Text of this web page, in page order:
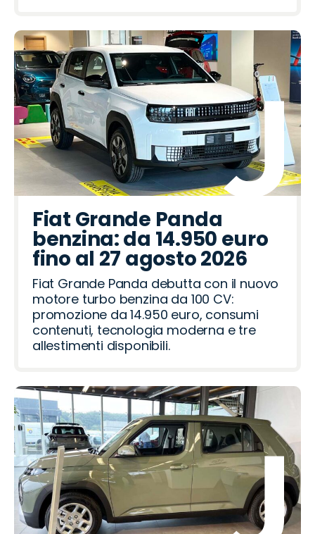
Fiat Grande Panda
benzina: da 14.950 euro
fino al 27 agosto 2026
Fiat Grande Panda debutta con il nuovo
motore turbo benzina da 100 CV:
promozione da 14.950 euro, consumi
contenuti, tecnologia moderna e tre
allestimenti disponibili.